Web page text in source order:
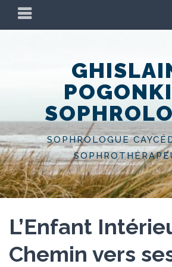
Skip
MENU
SOPHROLOGUE
L’Enfant
Chemin vers